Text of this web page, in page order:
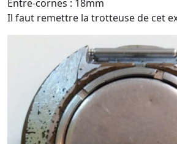
Entre-cornes : 18mm
Il faut remettre la trotteuse de cet